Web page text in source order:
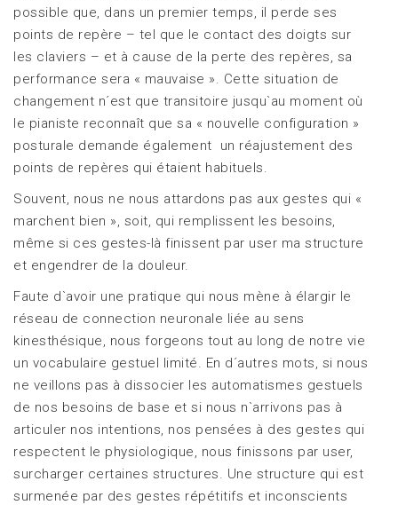
possible que, dans un premier temps, il perde ses
points de repère – tel que le contact des doigts sur
les claviers – et à cause de la perte des repères, sa
performance sera « mauvaise ». Cette situation de
changement n´est que transitoire jusqu`au moment où
le pianiste reconnaît que sa « nouvelle configuration »
posturale demande également un réajustement des
points de repères qui étaient habituels.
Souvent, nous ne nous attardons pas aux gestes qui «
marchent bien », soit, qui remplissent les besoins,
même si ces gestes-là finissent par user ma structure
et engendrer de la douleur.
Faute d`avoir une pratique qui nous mène à élargir le
réseau de connection neuronale liée au sens
kinesthésique, nous forgeons tout au long de notre vie
un vocabulaire gestuel limité. En d´autres mots, si nous
ne veillons pas à dissocier les automatismes gestuels
de nos besoins de base et si nous n`arrivons pas à
articuler nos intentions, nos pensées à des gestes qui
respectent le physiologique, nous finissons par user,
surcharger certaines structures. Une structure qui est
surmenée par des gestes répétitifs et inconscients